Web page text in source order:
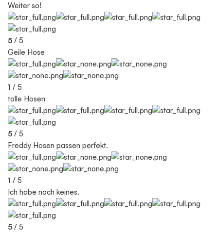
Weiter so!
5 / 5
Geile Hose
1 / 5
tolle Hosen
5 / 5
Freddy Hosen passen perfekt.
1 / 5
Ich habe noch keines.
5 / 5